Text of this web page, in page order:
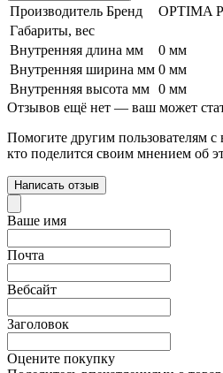
Производитель Бренд
OPTIMA
Габариты, вес
Внутренняя длина мм
0 мм
Внутренняя ширина мм 0 мм
Внутренняя высота мм 0 мм
Отзывов ещё нет — ваш может
Помогите другим пользователям
кто поделится своим мнением об
Написать отзыв
Ваше имя
Почта
Вебсайт
Заголовок
Оцените покупку